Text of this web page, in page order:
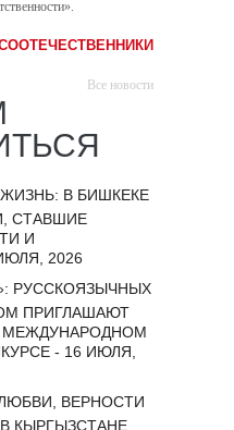
Все новости
В БИШКЕКЕ
СТАВШИЕ
И
2026
РУССКОЯЗЫЧНЫХ
ПРИГЛАШАЮТ
МЕЖДУНАРОДНОМ
- 16 ИЮЛЯ,
ВЕРНОСТИ
КЫРГЫЗСТАНЕ